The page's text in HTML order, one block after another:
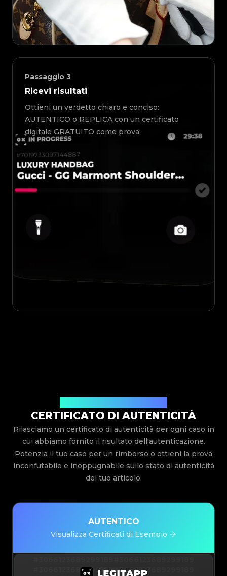
Passaggio 3
Ricevi risultati
Ottieni un verdetto chiaro e conciso:
AUTENTICO o REPLICA con un certificato
digitale GRATUITO come prova.
CERTIFICATO DI AUTENTICITÀ
Rilasciamo un certificato di autenticità per ogni caso in
cui abbiamo fornito il risultato dell'autenticazione.
Potenzia il tuo caso per un rimborso o ottieni la prova
inconfutabile e inoppugnabile sullo stato di autenticità
del tuo articolo.
AUTENTICO
Visualizza Certificati di Esempio
#3066123689299189#3066123689299189